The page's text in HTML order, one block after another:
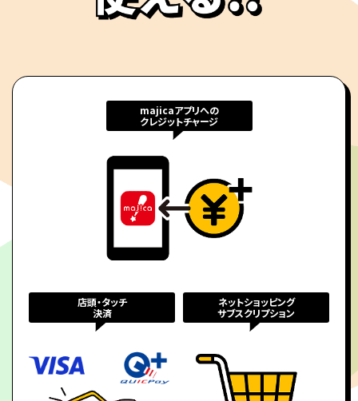
majicaアプリへの
クレジットチャージ
店頭・タッチ
決済
ネットショッピング
サブスクリプション